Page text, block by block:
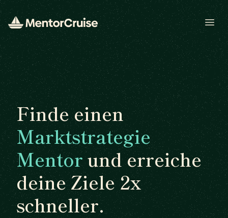
Finde einen
Marktstrategie
Mentorund erreiche
deine Ziele 2x
schneller.